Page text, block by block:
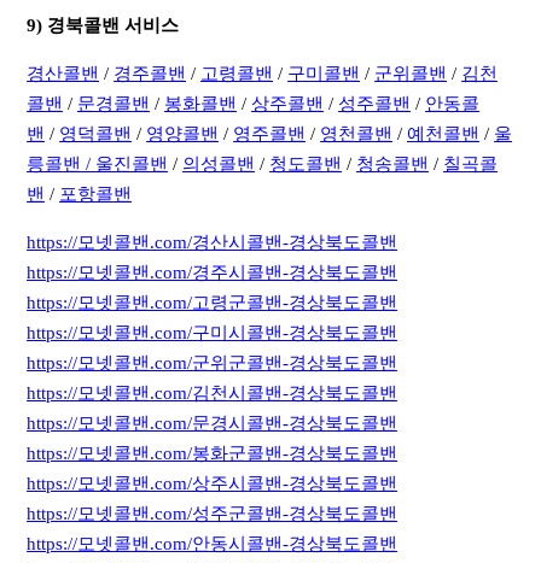
9) 경북콜밴 서비스
경산콜밴 / 경주콜밴 / 고령콜밴 / 구미콜밴 / 군위콜밴 / 김천
콜밴 / 문경콜밴 / 봉화콜밴 /상주콜밴 / 성주콜밴 / 안동콜
밴 / 영덕콜밴 / 영양콜밴 / 영주콜밴 / 영천콜밴 /예천콜밴 / 울
릉콜밴 / 울진콜밴 / 의성콜밴 / 청도콜밴 / 청송콜밴 / 칠곡콜
밴 / 포항콜밴
https://모넷콜밴.com/경산시콜밴-경상북도콜밴
https://모넷콜밴.com/경주시콜밴-경상북도콜밴
https://모넷콜밴.com/고령군콜밴-경상북도콜밴
https://모넷콜밴.com/구미시콜밴-경상북도콜밴
https://모넷콜밴.com/군위군콜밴-경상북도콜밴
https://모넷콜밴.com/김천시콜밴-경상북도콜밴
https://모넷콜밴.com/문경시콜밴-경상북도콜밴
https://모넷콜밴.com/봉화군콜밴-경상북도콜밴
https://모넷콜밴.com/상주시콜밴-경상북도콜밴
https://모넷콜밴.com/성주군콜밴-경상북도콜밴
https://모넷콜밴.com/안동시콜밴-경상북도콜밴